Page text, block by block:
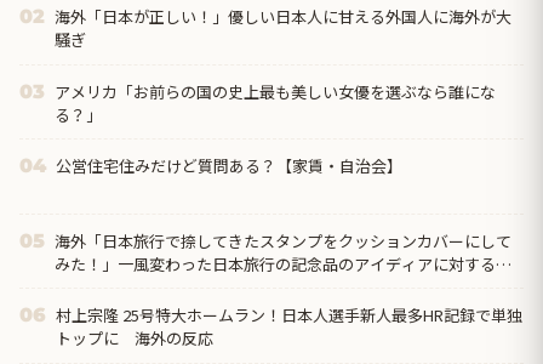
02 海外「日本が正しい！」優しい日本人に甘える外国人に海外が大
騒ぎ
03 アメリカ「お前らの国の史上最も美しい女優を選ぶなら誰にな
る？」
04 公営住宅住みだけど質問ある？【家賃・自治会】
05 海外「日本旅行で捺してきたスタンプをクッションカバーにして
みた！」一風変わった日本旅行の記念品のアイディアに対する海
06 村上宗隆 25号特大ホームラン！日本人選手新人最多HR記録で単独
トップに 海外の反応